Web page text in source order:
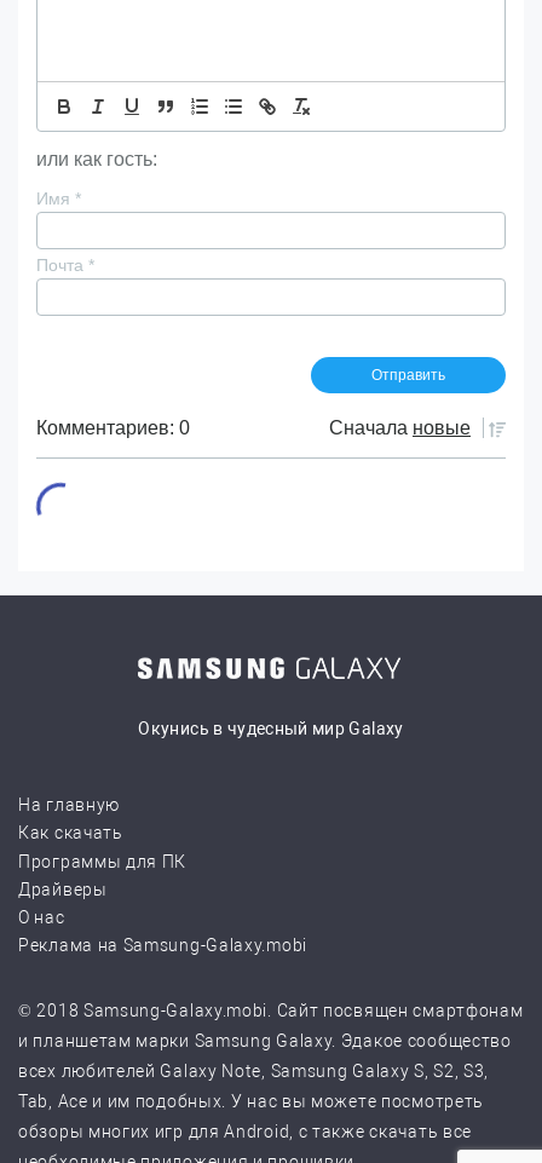
или как гость:
Имя *
Почта *
Комментариев: 0 Сначала новые
Окунись в чудесный мир Galaxy
На главную
Как скачать
Программы для ПК
Драйверы
О нас
Реклама на Samsung-Galaxy.mobi
© 2018 Samsung-Galaxy.mobi. Сайт посвящен смартфонам
и планшетам марки Samsung Galaxy. Эдакое сообщество
всех любителей Galaxy Note, Samsung Galaxy S, S2, S3,
Tab, Ace и им подобных. У нас вы можете посмотреть
обзоры многих игр для Android, с также скачать все